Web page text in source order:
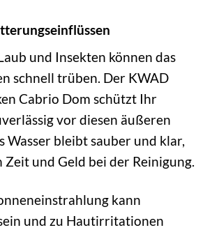
und Insekten können das
schnell trüben. Der KWAD
Cabrio Dom schützt Ihr
vor diesen äußeren
Wasser bleibt sauber und klar,
Zeit und Geld bei der Reinigung.
kann
und zu Hautirritationen